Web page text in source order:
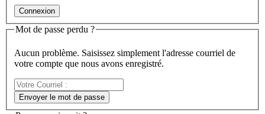
Mot de passe perdu ?
Aucun problème. Saisissez simplement l'adresse courriel de
votre compte que nous avons enregistré.
Votre
Courriel
:
Envoyer le mot de passe